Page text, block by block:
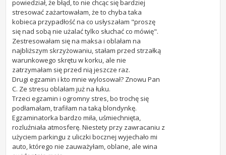
powiedział, że błąd, to nie chcąc się bardziej
stresować zażartowałam, że to chyba taka
kobieca przypadłość na co usłyszałam "proszę
się nad sobą nie użalać tylko słuchać co mówię".
Zestresowałam się na maksa i oblałam na
najbliższym skrzyżowaniu, stałam przed strzałką
warunkowego skrętu w korku, ale nie
zatrzymałam się przed nią jeszcze raz.
Drugi egzamin i kto mnie wylosował? Znowu Pan
C. Ze stresu oblałam już na łuku.
Trzeci egzamin i ogromny stres, bo trochę się
podłamałam, trafiłam na taką blondynkę.
Egzaminatorka bardzo miła, uśmiechnięta,
rozluźniała atmosferę. Niestety przy zawracaniu z
użyciem parkingu z uliczki bocznej wyjechało mi
auto, którego nie zauważyłam, oblane, ale wina